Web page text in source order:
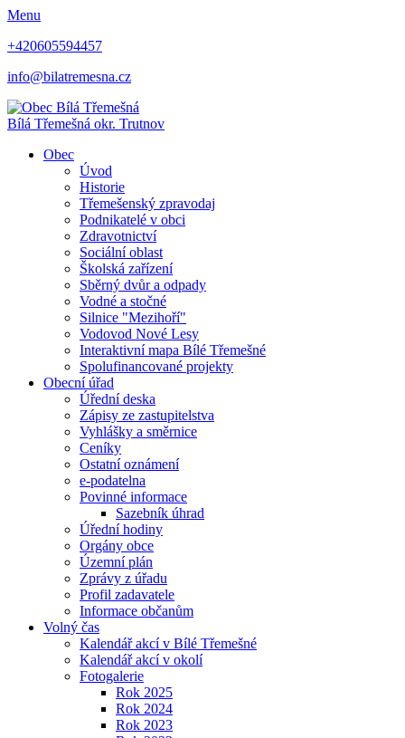
Menu
+420605594457
info@bilatremesna.cz
Bílá Třemešná okr. Trutnov
Obec
Úvod
Historie
Třemešenský zpravodaj
Podnikatelé v obci
Zdravotnictví
Sociální oblast
Školská zařízení
Sběrný dvůr a odpady
Vodné a stočné
Silnice "Mezihoří"
Vodovod Nové Lesy
Interaktivní mapa Bílé Třemešné
Spolufinancované projekty
Obecní úřad
Úřední deska
Zápisy ze zastupitelstva
Vyhlášky a směrnice
Ceníky
Ostatní oznámení
e-podatelna
Povinné informace
Sazebník úhrad
Úřední hodiny
Orgány obce
Územní plán
Zprávy z úřadu
Profil zadavatele
Informace občanům
Volný čas
Kalendář akcí v Bílé Třemešné
Kalendář akcí v okolí
Fotogalerie
Rok 2025
Rok 2024
Rok 2023